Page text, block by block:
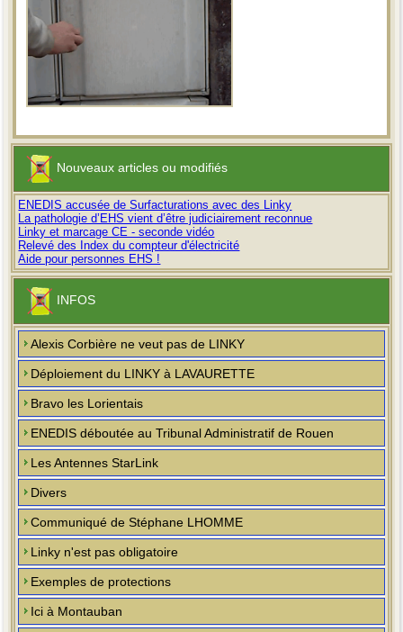
Nouveaux articles ou modifiés
ENEDIS accusée de Surfacturations avec des Linky
La pathologie d’EHS vient d’être judiciairement reconnue
Linky et marcage CE - seconde vidéo
Relevé des Index du compteur d'électricité
Aide pour personnes EHS !
INFOS
Alexis Corbière ne veut pas de LINKY
Déploiement du LINKY à LAVAURETTE
Bravo les Lorientais
ENEDIS déboutée au Tribunal Administratif de Rouen
Les Antennes StarLink
Divers
Communiqué de Stéphane LHOMME
Linky n'est pas obligatoire
Exemples de protections
Ici à Montauban